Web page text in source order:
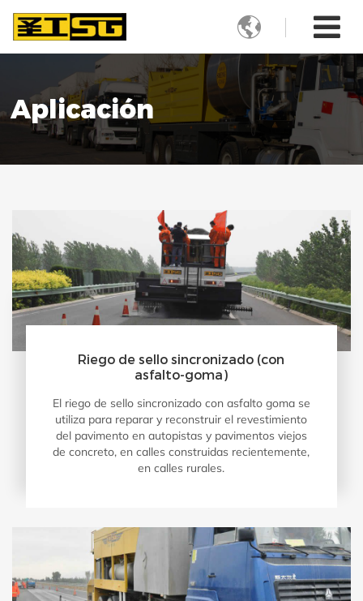

Aplicación
Riego de sello sincronizado (con
asfalto-goma)
El riego de sello sincronizado con asfalto goma se
utiliza para reparar y reconstruir el revestimiento
del pavimento en autopistas y pavimentos viejos
de concreto, en calles construidas recientemente,
en calles rurales.